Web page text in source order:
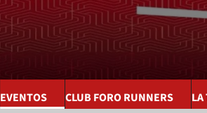
EVENTOS CLUB FORO RUNNERS LA